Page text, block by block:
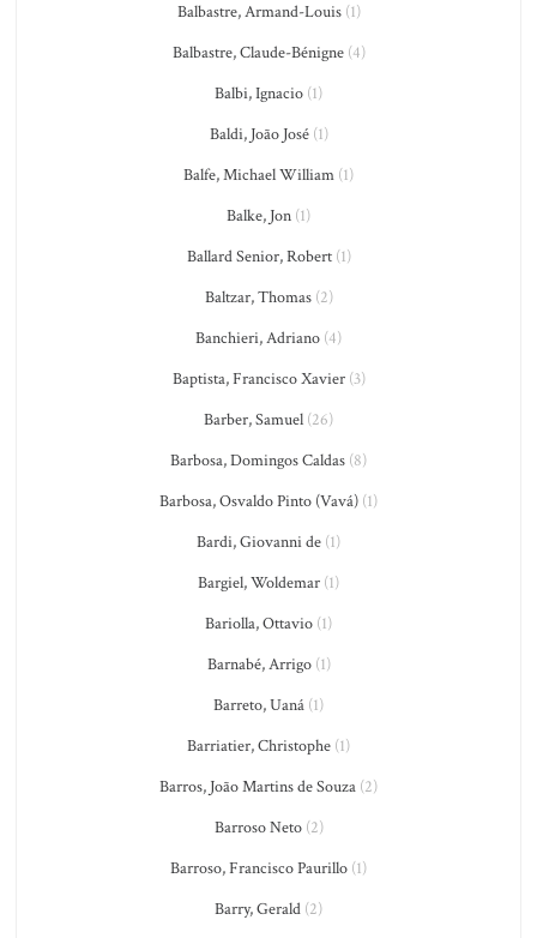
Balbastre, Armand-Louis(1)
Balbastre, Claude-Bénigne(4)
Balbi, Ignacio (1)
Baldi, João José(1)
Balfe, Michael William (1)
Balke, Jon (1)
Ballard Senior, Robert(1)
Baltzar, Thomas(2)
Banchieri, Adriano (4)
Baptista, Francisco Xavier(3)
Barber, Samuel (26)
Barbosa, Domingos Caldas (8)
Barbosa, Osvaldo Pinto (Vavá) (1)
Bardi, Giovanni de (1)
Bargiel, Woldemar (1)
Bariolla, Ottavio (1)
Barnabé, Arrigo(1)
Barreto, Uaná (1)
Barriatier, Christophe (1)
Barros, João Martins de Souza (2)
Barroso Neto(2)
Barroso, Francisco Paurillo (1)
Barry, Gerald (2)